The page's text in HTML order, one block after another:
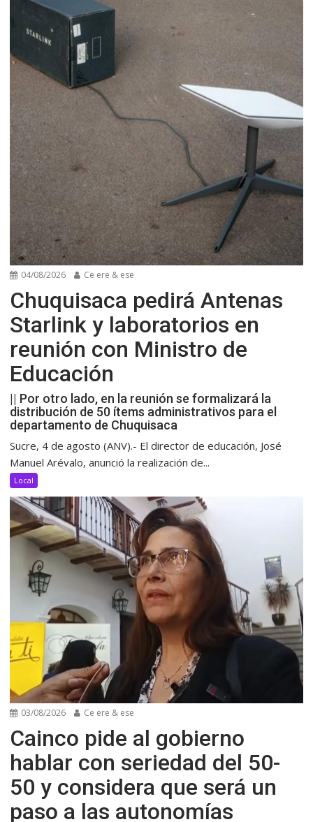
04/08/2026 Ce ere & ese
Chuquisaca pedirá Antenas
Starlink y laboratorios en
reunión con Ministro de
Educación
|| Por otro lado, en la reunión se formalizará la
distribución de 50 ítems administrativos para el
departamento de Chuquisaca
Sucre, 4 de agosto (ANV).- El director de educación, José
Manuel Arévalo, anunció la realización de...
Local
03/08/2026 Ce ere & ese
Cainco pide al gobierno
hablar con seriedad del 50-
50 y considera que será un
paso a las autonomías